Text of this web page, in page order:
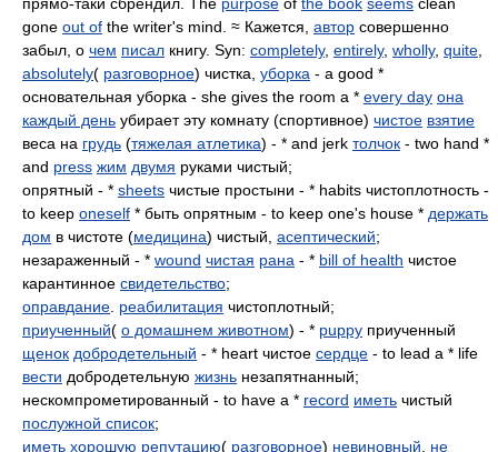
gone out of the writer's mind. ≈ Кажется, автор совершенно
забыл, о чем писал книгу. Syn: completely, entirely, wholly, quite
absolutely( разговорное) чистка, уборка - a good *
основательная уборка - she gives the room a * every day она
каждый день убирает эту комнату (спортивное) чистое взятие
веса на грудь (тяжелая атлетика) - * and jerk толчок - two hand *
and press жим двумя руками чистый;
опрятный - * sheets чистые простыни - * habits чистоплотность -
to keep oneself * быть опрятным - to keep one's house * держать
дом в чистоте (медицина) чистый, асептический;
незараженный - * wound чистая рана - * bill of health чистое
карантинное свидетельство;
оправдание реабилитация чистоплотный;
приученный( о домашнем животном) - * puppy приученный
щенок добродетельный - * heart чистое сердце - to lead a * life
вести добродетельную жизнь незапятнанный;
нескомпрометированный - to have a * record иметь чистый
послужной список;
иметь хорошую репутацию( разговорное) невиновный
не